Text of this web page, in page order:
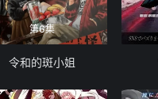
第6集
令和的斑小姐